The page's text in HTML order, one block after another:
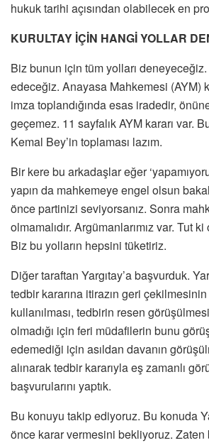
hukuk tarihi açısından olabilecek en
KURULTAY İÇİN HANGİ YOLLAR
Biz bunun için tüm yolları
edeceğiz. Anayasa Mahkemesi (AYM)
imza toplandığında esas iradedir,
geçemez. 11 sayfalık AYM kararı var.
Kemal Bey’in toplaması lazım.
Bir kere bu arkadaşlar eğer
yapın da mahkemeye engel olsun
önce partinizi seviyorsanız. Sonra
olmamalıdır. Argümanlarımız var. Tut
Biz bu yolların hepsini tüketiriz.
Diğer taraftan Yargıtay’a başvurduk.
tedbir kararına itirazın geri
kullanılması, tedbirin resen
olmadığı için feri müdafilerin bunu
edemediği için asıldan davanın
alınarak tedbir kararıyla eş zamanlı
başvurularını yaptık.
Bu konuyu takip ediyoruz. Bu konuda
önce karar vermesini bekliyoruz. Zaten